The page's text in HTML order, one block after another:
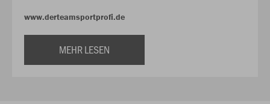
www.derteamsportprofi.de
MEHR LESEN